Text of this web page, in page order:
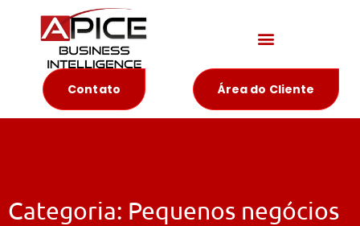
Contato Área do Cliente
Categoria: Pequenos negócios